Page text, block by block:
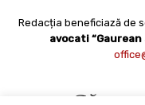
Redacția beneficiază de
avocati